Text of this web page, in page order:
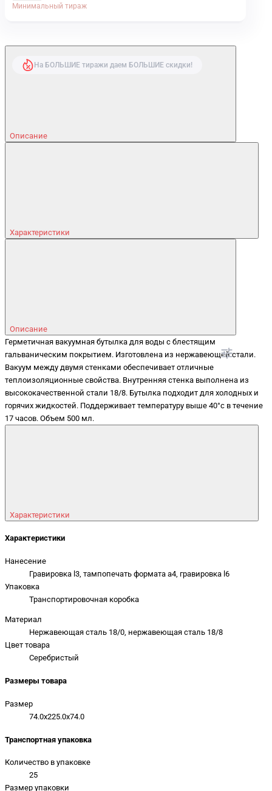
Минимальный тираж
На БОЛЬШИЕ тиражи даем БОЛЬШИЕ скидки!
Описание
Характеристики
Описание
Герметичная вакуумная бутылка для воды с блестящим
гальваническим покрытием. Изготовлена из нержавеющей стали.
Вакуум между двумя стенками обеспечивает отличные
теплоизоляционные свойства. Внутренняя стенка выполнена из
высококачественной стали 18/8. Бутылка подходит для холодных и
горячих жидкостей. Поддерживает температуру выше 40°c в течение
17 часов. Объем 500 мл.
Характеристики
Характеристики
Нанесение
Гравировка l3, тампопечать формата a4, гравировка l6
Упаковка
Транспортировочная коробка
Материал
Нержавеющая сталь 18/0, нержавеющая сталь 18/8
Цвет товара
Серебристый
Размеры товара
Размер
74.0x225.0x74.0
Транспортная упаковка
Количество в упаковке
25
Размер упаковки